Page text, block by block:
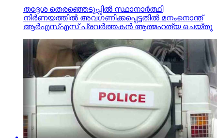
തദ്ദേശ തെരഞ്ഞെടുപ്പില്‍ സ്ഥാനാര്‍ത്ഥി
നിര്‍ണയത്തില്‍ അവഗണിക്കപ്പെട്ടതില്‍ മനംനൊന്ത്
ആര്‍എസ്എസ് പ്രവര്‍ത്തകന്‍ ആത്മഹത്യ ചെയ്തു